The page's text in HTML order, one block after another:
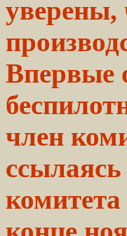
уверены,
Впервые
член